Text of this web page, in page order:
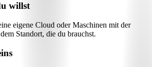
willst
eigene Cloud oder Maschinen mit der
Standort, die du brauchst.